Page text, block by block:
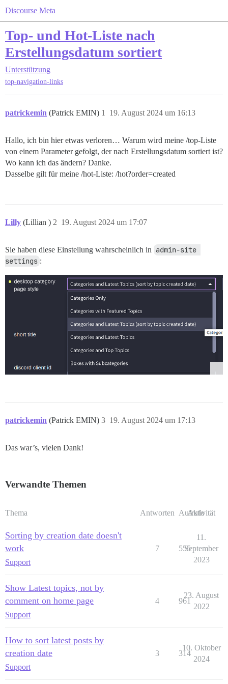
Discourse Meta
Top- und Hot-Liste nach
Erstellungsdatum sortiert
Unterstützung
top-navigation-links
patrickemin (Patrick EMIN) 19. August 2024 um 16:13
1
Hallo, ich bin hier etwas verloren… Warum wird meine /top-Liste
von einem Parameter gefolgt, der nach Erstellungsdatum sortiert ist?
Wo kann ich das ändern? Danke.
Dasselbe gilt für meine /hot-Liste: /hot?order=created
Lilly (Lillian ) 19. August 2024 um 17:07
2
Sie haben diese Einstellung wahrscheinlich in admin-site
settings :
patrickemin (Patrick EMIN) 19. August 2024 um 17:13
3
Das war’s, vielen Dank!
Verwandte Themen
Thema Antworten Aufrufe
Aktivität
Sorting by creation date doesn't
work
Support
7 555
11.
September
2023
Show Latest topics, not by
comment on home page
Support
4 961
23. August
2022
How to sort latest posts by
creation date
Support
3 314
10. Oktober
2024